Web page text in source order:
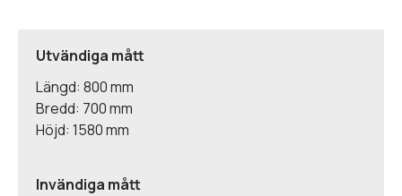
Utvändiga mått
Längd: 800 mm
Bredd: 700 mm
Höjd: 1580 mm
Invändiga mått